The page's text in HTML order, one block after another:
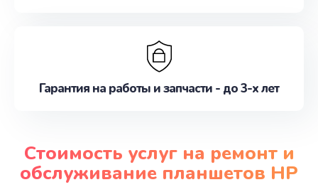
Гарантия на работы и запчасти - до 3-х лет
Стоимость услуг на ремонт и
обслуживание планшетов HP